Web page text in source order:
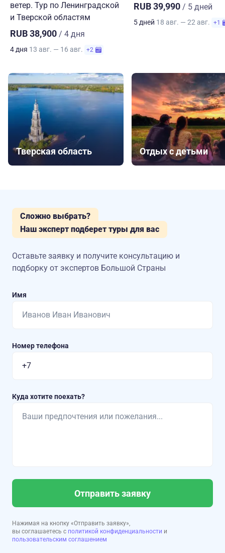
ветер. Тур по Ленинградской
и Тверской областям
RUB 38,900 / 4 дня
4 дня 13 авг. — 16 авг. +2
RUB 39,990 / 5 дней
5 дней 18 авг. — 22 авг. +1
Тверская область Отдых с детьми
Сложно выбрать?
Наш эксперт подберет туры для вас
Оставьте заявку и получите консультацию и
подборку от экспертов Большой Страны
Имя
Номер телефона
Куда хотите поехать?
Отправить заявку
Нажимая на кнопку «Отправить заявку»,
вы соглашаетесь с политикой конфиденциальности и
пользовательским соглашением